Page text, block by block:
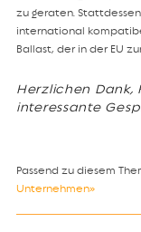
zu geraten.
international
Ballast, der in der EU
Herzlichen Dank,
interessante
Passend zu diesem
Unternehmen»